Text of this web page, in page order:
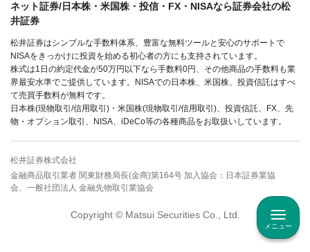
メニュー
ネット証券/日本株・米国株・投信・FX・NISAなら証券会社の松
井証券
松井証券はシンプルな手数料体系、豊富な無料ツールと安心のサポートで
NISAをきっかけに投資を始める初心者の方にも支持されています。
株式は1日の約定代金が50万円以下なら手数料0円、その他商品の手数料も業
界最安水準でご提供しています。NISAでの日本株、米国株、投資信託はすべ
て売買手数料が無料です。
日本株(現物取引/信用取引)・米国株(現物取引/信用取引)、投資信託、FX、先
物・オプション取引、NISA、iDeCo等の各種商品をお取扱いしています。
松井証券株式会社
金融商品取引業者 関東財務局長(金商)第164号 加入協会：日本証券業協
会、一般社団法人 金融先物取引業協会
Copyright © Matsui Securities Co., Ltd.